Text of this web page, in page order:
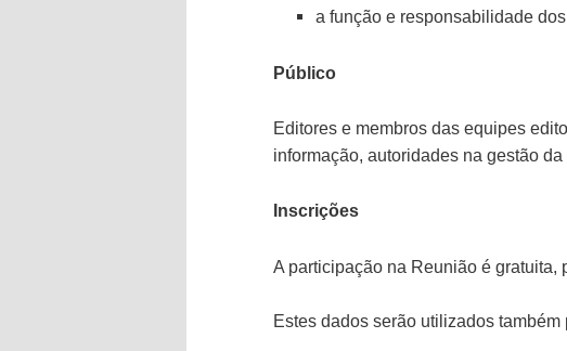
a função e responsabilidade
Público
Editores e membros das equipes
informação, autoridades na gestão
Inscrições
A participação na Reunião é gratuita,
Estes dados serão utilizados